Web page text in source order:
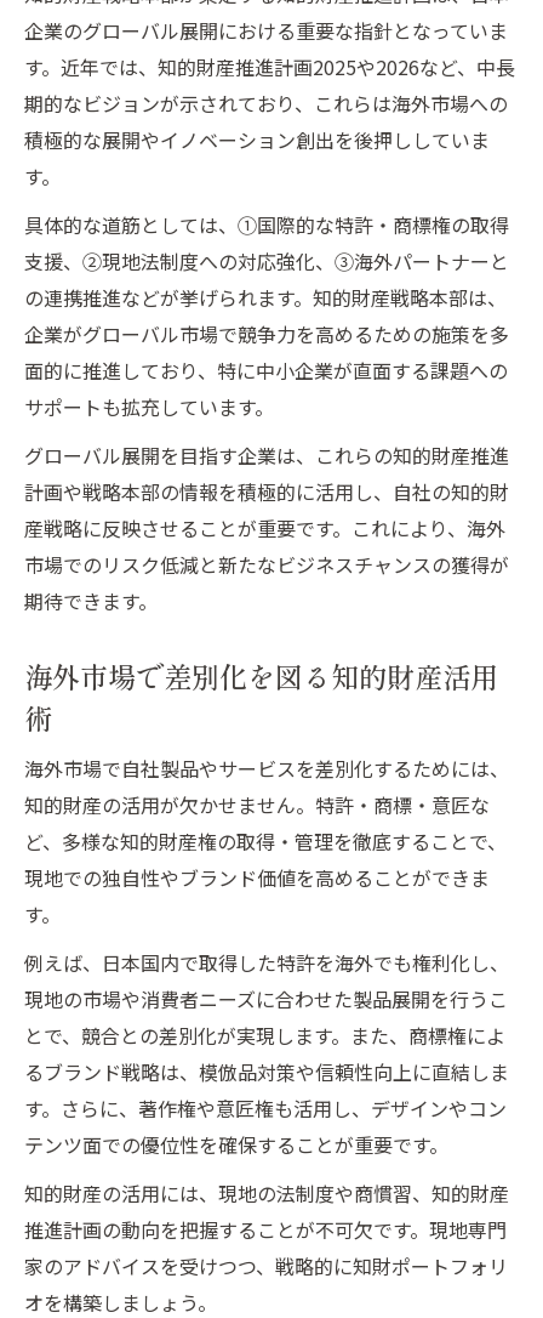
企業のグローバル展開における重要な指針となっていま
す。近年では、知的財産推進計画2025や2026など、中長
期的なビジョンが示されており、これらは海外市場への
積極的な展開やイノベーション創出を後押ししていま
す。
具体的な道筋としては、①国際的な特許・商標権の取得
支援、②現地法制度への対応強化、③海外パートナーと
の連携推進などが挙げられます。知的財産戦略本部は、
企業がグローバル市場で競争力を高めるための施策を多
面的に推進しており、特に中小企業が直面する課題への
サポートも拡充しています。
グローバル展開を目指す企業は、これらの知的財産推進
計画や戦略本部の情報を積極的に活用し、自社の知的財
産戦略に反映させることが重要です。これにより、海外
市場でのリスク低減と新たなビジネスチャンスの獲得が
期待できます。
海外市場で差別化を図る知的財産活用
術
海外市場で自社製品やサービスを差別化するためには、
知的財産の活用が欠かせません。特許・商標・意匠な
ど、多様な知的財産権の取得・管理を徹底することで、
現地での独自性やブランド価値を高めることができま
す。
例えば、日本国内で取得した特許を海外でも権利化し、
現地の市場や消費者ニーズに合わせた製品展開を行うこ
とで、競合との差別化が実現します。また、商標権によ
るブランド戦略は、模倣品対策や信頼性向上に直結しま
す。さらに、著作権や意匠権も活用し、デザインやコン
テンツ面での優位性を確保することが重要です。
知的財産の活用には、現地の法制度や商慣習、知的財産
推進計画の動向を把握することが不可欠です。現地専門
家のアドバイスを受けつつ、戦略的に知財ポートフォリ
オを構築しましょう。